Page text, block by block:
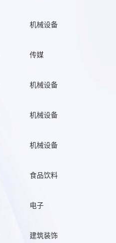
机械设备
传媒
机械设备
机械设备
机械设备
食品饮料
电子
建筑装饰